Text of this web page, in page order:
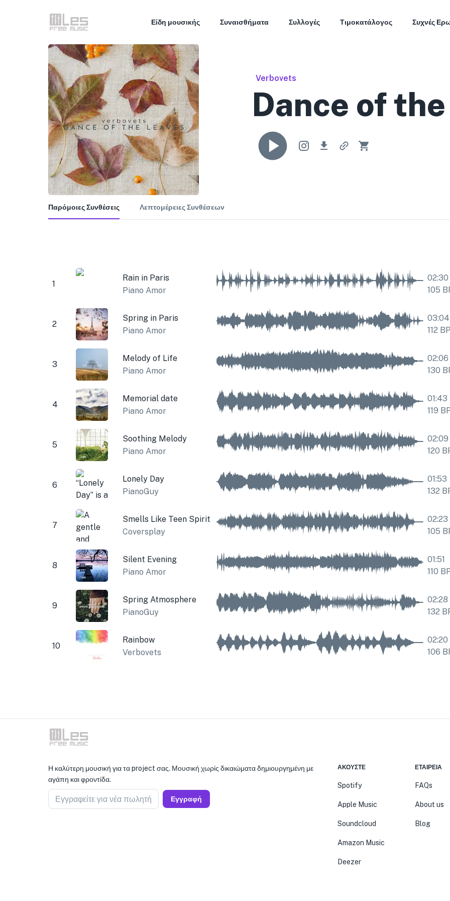
Είδη μουσικής Συναισθήματα Συλλογές Τιμοκατάλογος Συχνές
Verbovets
Dance of
Παρόμοιες Συνθέσεις Λεπτομέρειες Συνθέσεων
1
Rain in Paris
Piano Amor
02:30
105
2
Spring in Paris
Piano Amor
03:04
112
3
Melody of Life
Piano Amor
02:06
130
4
Memorial date
Piano Amor
01:43
119
5
Soothing Melody
Piano Amor
02:09
120
6
Lonely Day
PianoGuy
01:53
132
7
Smells Like Teen Spirit
Coversplay
02:23
105
8
Silent Evening
Piano Amor
01:51
110
9
Spring Atmosphere
PianoGuy
02:28
132
10
Rainbow
Verbovets
02:20
106
Η καλύτερη μουσική για τα project σας. Μουσική χωρίς δικαιώματα δημιουργημένη με
αγάπη και φροντίδα.
Εγγραφείτε για νέα πωλητή Εγγραφή
ΑΚΟΎΣΤΕ
Spotify
Apple Music
Soundcloud
Amazon Music
Deezer
ΕΤΑΙΡΕΊΑ
FAQs
About us
Blog